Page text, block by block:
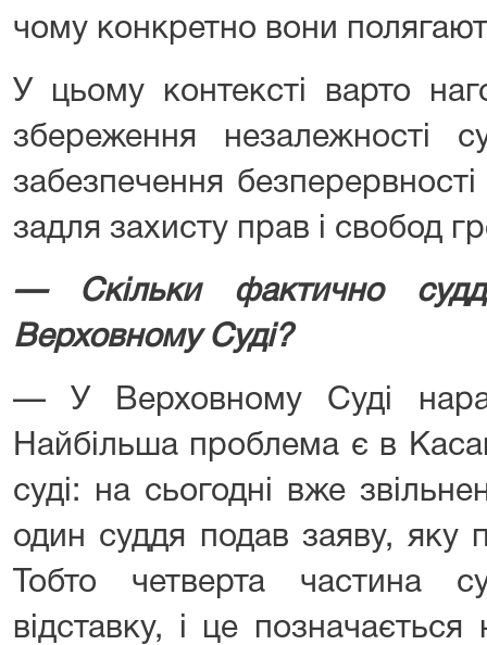
чому конкретно вони
У цьому контексті варто
збереження незалежності
забезпечення
задля захисту прав і свобод
— Скільки фактично
Верховному Суді?
— У Верховному Суді
Найбільша проблема є в
суді: на сьогодні вже
один суддя подав заяву, яку
Тобто четверта частина
відставку, і це позначається